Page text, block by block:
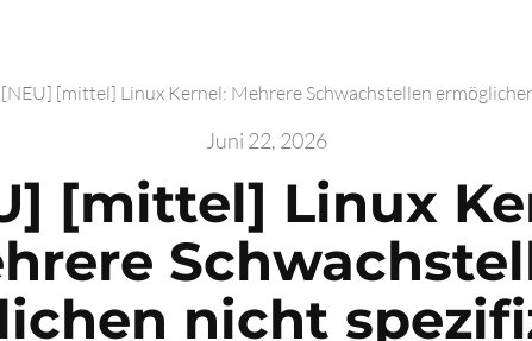
[NEU] [mittel] Linux Kernel: Mehrere Schwachstellen
Juni 22, 2026
[mittel] Linux
nicht